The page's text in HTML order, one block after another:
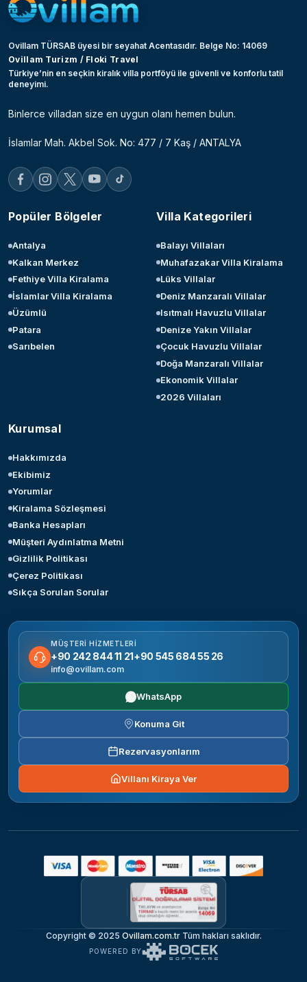
Ovillam TÜRSAB üyesi bir seyahat Acentasıdır. Belge No: 14069
Ovillam Turizm / Floki Travel
Türkiye’nin en seçkin kiralık villa portföyü ile güvenli ve konforlu tatil
deneyimi.
Binlerce villadan size en uygun olanı hemen bulun.
İslamlar Mah. Akbel Sok. No: 477 / 7 Kaş / ANTALYA
Popüler Bölgeler
Antalya
Kalkan Merkez
Fethiye Villa Kiralama
İslamlar Villa Kiralama
Üzümlü
Patara
Sarıbelen
Villa Kategorileri
Balayı Villaları
Muhafazakar Villa Kiralama
Lüks Villalar
Deniz Manzaralı Villalar
Isıtmalı Havuzlu Villalar
Denize Yakın Villalar
Çocuk Havuzlu Villalar
Doğa Manzaralı Villalar
Ekonomik Villalar
2026 Villaları
Kurumsal
Hakkımızda
Ekibimiz
Yorumlar
Kiralama Sözleşmesi
Banka Hesapları
Müşteri Aydınlatma Metni
Gizlilik Politikası
Çerez Politikası
Sıkça Sorulan Sorular
MÜŞTERI HIZMETLERI
+90 242 844 11 21+90 545 684 55 26
info@ovillam.com
WhatsApp
Konuma Git
Rezervasyonlarım
Villanı Kiraya Ver
Copyright © 2025 Ovillam.com.trTüm hakları saklıdır.
POWERED BY